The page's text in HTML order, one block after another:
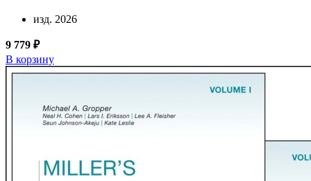
изд. 2026
9 779 ₽
В корзину